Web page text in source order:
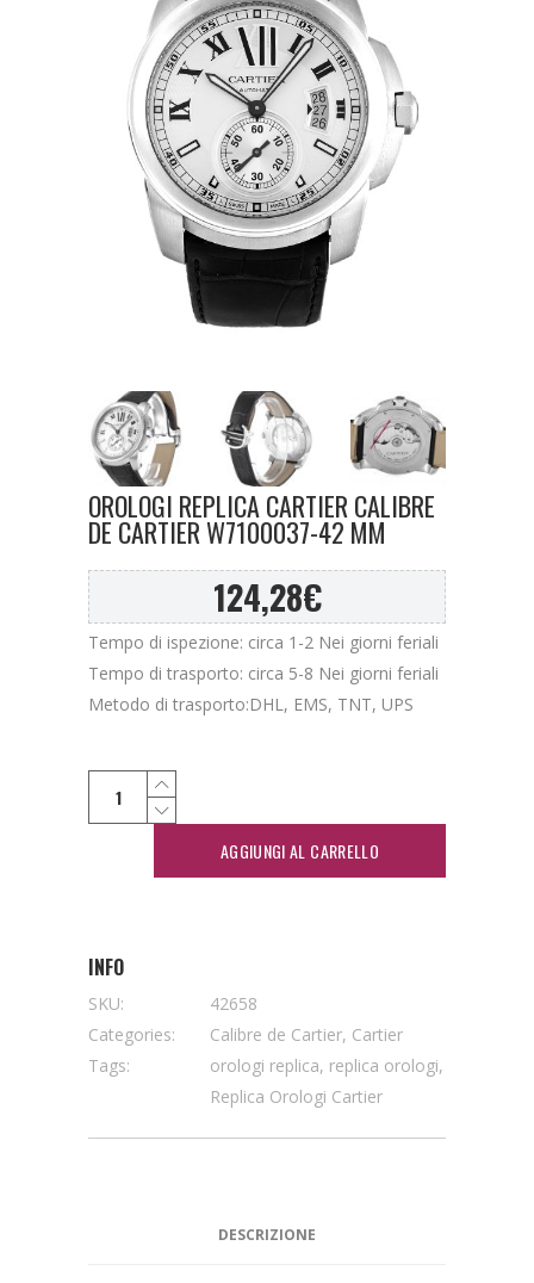
OROLOGI REPLICA CARTIER CALIBRE
DE CARTIER W7100037-42 MM
124,28€
Tempo di ispezione: circa 1-2 Nei giorni feriali
Tempo di trasporto: circa 5-8 Nei giorni feriali
Metodo di trasporto:DHL, EMS, TNT, UPS
AGGIUNGI AL CARRELLO
INFO
SKU:
42658
Categories:
Calibre de Cartier, Cartier
Tags:
orologi replica, replica orologi,
Replica Orologi Cartier
DESCRIZIONE